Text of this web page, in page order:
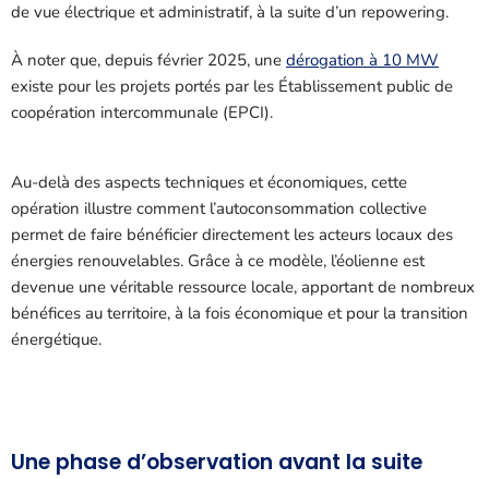
de vue électrique et administratif, à la suite d’un repowering.
À noter que, depuis février 2025, une dérogation à 10 MW
existe pour les projets portés par les Établissement public de
coopération intercommunale (EPCI).
Au-delà des aspects techniques et économiques, cette
opération illustre comment l’autoconsommation collective
permet de faire bénéficier directement les acteurs locaux des
énergies renouvelables. Grâce à ce modèle, l’éolienne est
devenue une véritable ressource locale, apportant de nombreux
bénéfices au territoire, à la fois économique et pour la transition
énergétique.
Une phase d’observation avant la suite